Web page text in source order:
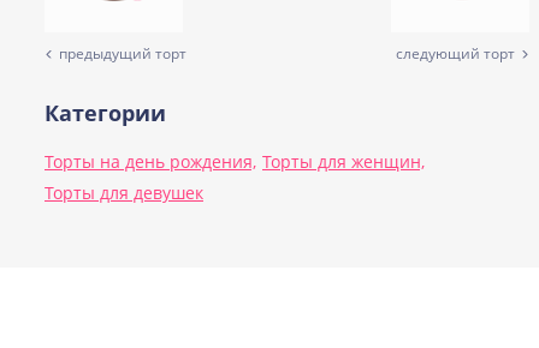
предыдущий торт следующий торт
Категории
Торты на день рождения, Торты для женщин,
Торты для девушек